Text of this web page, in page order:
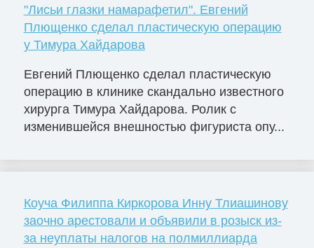
"Лисьи глазки намарафетил". Евгений
Плющенко сделал пластическую операцию
у Тимура Хайдарова
Евгений Плющенко сделал пластическую
операцию в клинике скандально известного
хирурга Тимура Хайдарова. Ролик с
изменившейся внешностью фигуриста опу...
Коуча Филиппа Киркорова Инну Тлиашинову
заочно арестовали и объявили в розыск из-
за неуплаты налогов на полмиллиарда